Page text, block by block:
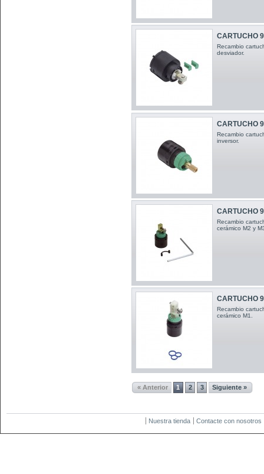
CARTUCHO
Recambio
desviador .
CARTUCHO
Recambio
inversor .
CARTUCHO
Recambio
cerámico M2 y
CARTUCHO
Recambio
cerámico M1 .
« Anterior 1 2 3 Siguiente »
Nuestra tienda Contacte con nosotros